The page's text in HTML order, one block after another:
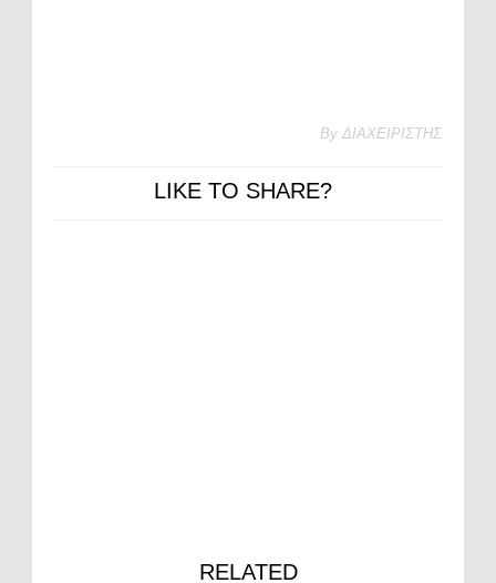
By ΔΙΑΧΕΙΡΙΣΤΗΣ
LIKE TO SHARE?
RELATED